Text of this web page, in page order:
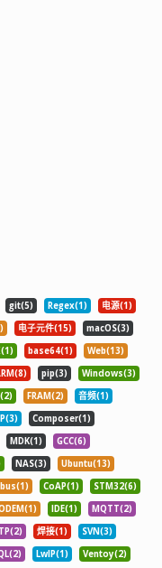
git(5) Regex(1)
电源(1)
电子元件(15)
macOS(3)
base64(1)
Web(13)
pip(3)
Windows(3)
FRAM(2)
音频(1)
Composer(1)
MDK(1)
GCC(6)
NAS(3)
Ubuntu(13)
CoAP(1)
STM32(6)
IDE(1)
MQTT(2)
焊接(1)
SVN(3)
LwIP(1)
Ventoy(2)